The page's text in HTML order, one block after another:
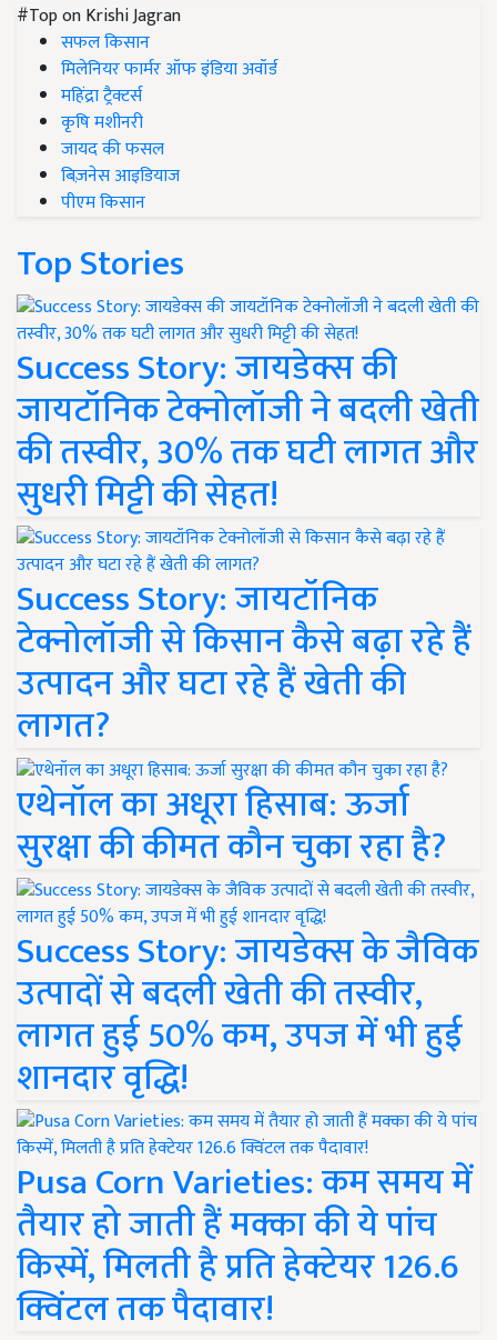
#Top on Krishi Jagran
सफल किसान
मिलेनियर फार्मर ऑफ इंडिया अवॉर्ड
महिंद्रा ट्रैक्टर्स
कृषि मशीनरी
जायद की फसल
बिज़नेस आइडियाज
पीएम किसान
Top Stories
Success Story: जायडेक्स की
जायटॉनिक टेक्नोलॉजी ने बदली खेती
की तस्वीर, 30% तक घटी लागत और
सुधरी मिट्टी की सेहत!
Success Story: जायटॉनिक
टेक्नोलॉजी से किसान कैसे बढ़ा रहे हैं
उत्पादन और घटा रहे हैं खेती की
लागत?
एथेनॉल का अधूरा हिसाब: ऊर्जा
सुरक्षा की कीमत कौन चुका रहा है?
Success Story: जायडेक्स के जैविक
उत्पादों से बदली खेती की तस्वीर,
लागत हुई 50% कम, उपज में भी हुई
शानदार वृद्धि!
Pusa Corn Varieties: कम समय में
तैयार हो जाती हैं मक्का की ये पांच
किस्में, मिलती है प्रति हेक्टेयर 126.6
क्विंटल तक पैदावार!